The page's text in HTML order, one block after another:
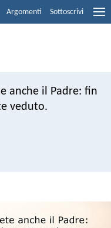
Argomenti Sottoscrivi
anche il Padre: fin
veduto.